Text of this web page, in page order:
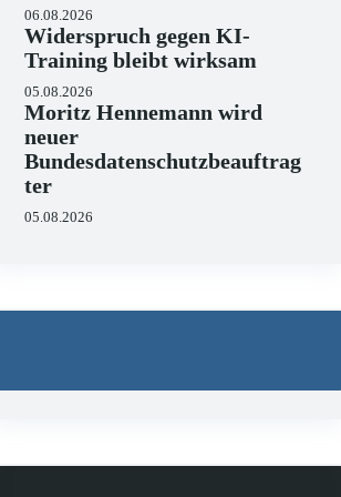
06.08.2026
Widerspruch gegen KI-
Training bleibt wirksam
05.08.2026
Moritz Hennemann wird
neuer
Bundesdatenschutzbeauftrag
ter
05.08.2026